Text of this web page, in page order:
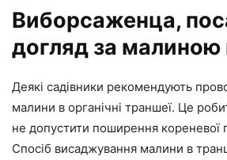
Виборсаженца,
догляд за малиною
Деякі садівники рекомендують
малини в органічні траншеї. Це
не допустити поширення кореневої
Спосіб висаджування малини в